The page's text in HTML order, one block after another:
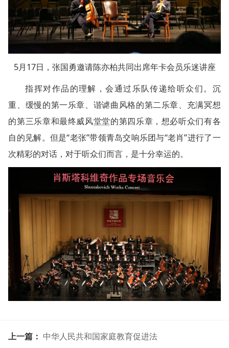
5月17日，张国勇邀请陈亦柏共同出席年卡会员乐迷讲座
指挥对作品的理解，会通过乐队传递给听众们。沉
重、缓慢的第一乐章、谐谑曲风格的第二乐章、充满冥想
的第三乐章和最终威风堂堂的第四乐章，想必听众们有各
自的见解。但是“老张”带领青岛交响乐团与“老肖”进行了一
次精彩的对话，对于听众们而言，是十分幸运的。
上一篇： 中华人民共和国家庭教育促进法